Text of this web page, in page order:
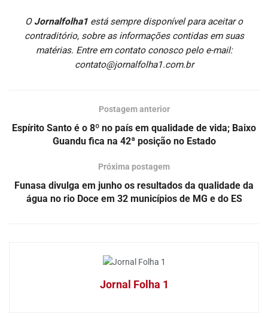
O Jornalfolha1 está sempre disponível para aceitar o
contraditório, sobre as informações contidas em suas
matérias. Entre em contato conosco pelo e-mail:
contato@jornalfolha1.com.br
Postagem anterior
Espírito Santo é o 8º no país em qualidade de vida; Baixo
Guandu fica na 42ª posição no Estado
Próxima postagem
Funasa divulga em junho os resultados da qualidade da
água no rio Doce em 32 municípios de MG e do ES
Jornal Folha 1